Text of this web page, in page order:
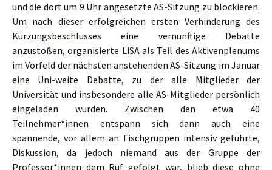
und die dort um 9 Uhr angesetzte AS-Sitzung zu blockieren.
Um nach dieser erfolgreichen ersten Verhinderung des
Kürzungsbeschlusses eine vernünftige Debatte
anzustoßen, organisierte LiSA als Teil des Aktivenplenums
im Vorfeld der nächsten anstehenden AS-Sitzung im Januar
eine Uni-weite Debatte, zu der alle Mitglieder der
Universität und insbesondere alle AS-Mitglieder persönlich
eingeladen wurden. Zwischen den etwa 40
Teilnehmer*innen entspann sich dann auch eine
spannende, vor allem an Tischgruppen intensiv geführte,
Diskussion, da jedoch niemand aus der Gruppe der
Professor*innen dem Ruf gefolgt war, blieb diese ohne